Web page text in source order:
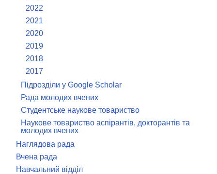
2022
2021
2020
2019
2018
2017
Підрозділи у Google Scholar
Рада молодих вчених
Студентське наукове товариство
Наукове товариство аспірантів, докторантів та
молодих вчених
Наглядова рада
Вчена рада
Навчальний відділ